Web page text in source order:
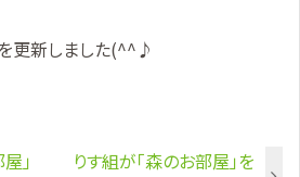
を更新しました(^^♪
」
りす組が「森のお部屋」を